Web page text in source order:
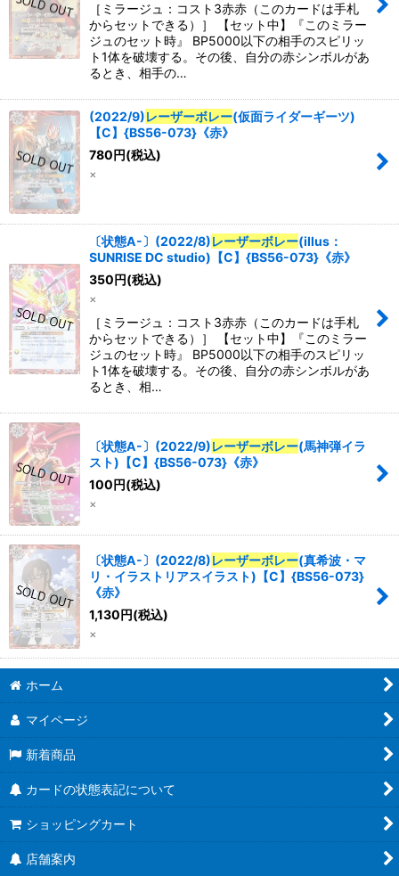
［ミラージュ：コスト3赤赤（このカードは手札
からセットできる）］ 【セット中】『このミラー
ジュのセット時』 BP5000以下の相手のスピリッ
ト1体を破壊する。その後、自分の赤シンボルがあ
るとき、相手の…
(2022/9)レーザーボレー(仮面ライダーギーツ)
【C】{BS56-073}《赤》
780 円(税込)
×
〔状態A-〕(2022/8)レーザーボレー(illus：
SUNRISE DC studio)【C】{BS56-073}《赤》
350 円(税込)
×
［ミラージュ：コスト3赤赤（このカードは手札
からセットできる）］ 【セット中】『このミラー
ジュのセット時』 BP5000以下の相手のスピリッ
ト1体を破壊する。その後、自分の赤シンボルがあ
るとき、相…
〔状態A-〕(2022/9)レーザーボレー(馬神弾イラ
スト)【C】{BS56-073}《赤》
100円(税込)
×
〔状態A-〕(2022/8)レーザーボレー(真希波・マ
リ・イラストリアスイラスト)【C】{BS56-073}
《赤》
1,130円(税込)
×
ホーム
マイページ
新着商品
カードの状態表記について
ショッピングカート
店舗案内